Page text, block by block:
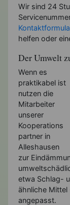
Wir sind 24
helfen oder
Der Umwelt
Wenn es
praktikabel ist
nutzen die
Mitarbeiter
unserer
Kooperations
partner in
Alleshausen
zur
etwa Schlag-
ähnliche Mittel
angepasst.